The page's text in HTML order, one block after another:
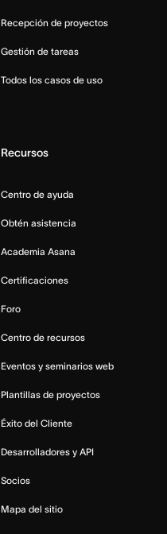
Recepción de proyectos
Gestión de tareas
Todos los casos de uso
Recursos
Centro de ayuda
Obtén asistencia
Academia Asana
Certificaciones
Foro
Centro de recursos
Eventos y seminarios web
Plantillas de proyectos
Éxito del Cliente
Desarrolladores y API
Socios
Mapa del sitio